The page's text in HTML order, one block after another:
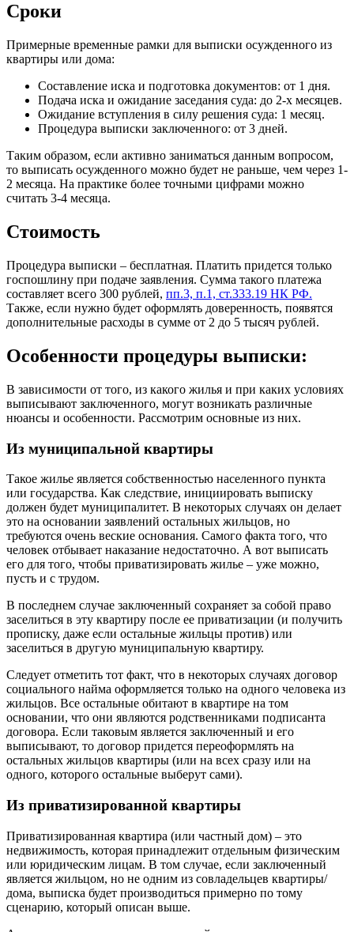
Сроки
Примерные временные рамки для выписки осужденного из
квартиры или дома:
Составление иска и подготовка документов: от 1 дня.
Подача иска и ожидание заседания суда: до 2-х месяцев.
Ожидание вступления в силу решения суда: 1 месяц.
Процедура выписки заключенного: от 3 дней.
Таким образом, если активно заниматься данным вопросом,
то выписать осужденного можно будет не раньше, чем через 1-
2 месяца. На практике более точными цифрами можно
считать 3-4 месяца.
Стоимость
Процедура выписки – бесплатная. Платить придется только
госпошлину при подаче заявления. Сумма такого платежа
составляет всего 300 рублей, пп.3, п.1, ст.333.19 НК РФ.
Также, если нужно будет оформлять доверенность, появятся
дополнительные расходы в сумме от 2 до 5 тысяч рублей.
Особенности процедуры выписки:
В зависимости от того, из какого жилья и при каких условиях
выписывают заключенного, могут возникать различные
нюансы и особенности. Рассмотрим основные из них.
Из муниципальной квартиры
Такое жилье является собственностью населенного пункта
или государства. Как следствие, инициировать выписку
должен будет муниципалитет. В некоторых случаях он делает
это на основании заявлений остальных жильцов, но
требуются очень веские основания. Самого факта того, что
человек отбывает наказание недостаточно. А вот выписать
его для того, чтобы приватизировать жилье – уже можно,
пусть и с трудом.
В последнем случае заключенный сохраняет за собой право
заселиться в эту квартиру после ее приватизации (и получить
прописку, даже если остальные жильцы против) или
заселиться в другую муниципальную квартиру.
Следует отметить тот факт, что в некоторых случаях договор
социального найма оформляется только на одного человека из
жильцов. Все остальные обитают в квартире на том
основании, что они являются родственниками подписанта
договора. Если таковым является заключенный и его
выписывают, то договор придется переоформлять на
остальных жильцов квартиры (или на всех сразу или на
одного, которого остальные выберут сами).
Из приватизированной квартиры
Приватизированная квартира (или частный дом) – это
недвижимость, которая принадлежит отдельным физическим
или юридическим лицам. В том случае, если заключенный
является жильцом, но не одним из совладельцев квартиры/
дома, выписка будет производиться примерно по тому
сценарию, который описан выше.